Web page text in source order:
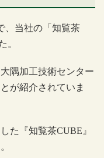
、当社の「知覧茶
。
隅加工技術センター
が紹介されていま
た『知覧茶CUBE 』